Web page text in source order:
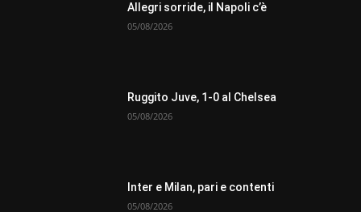
Allegri sorride, il Napoli c’è
05/08/2026
Ruggito Juve, 1-0 al Chelsea
05/08/2026
Inter e Milan, pari e contenti
05/08/2026